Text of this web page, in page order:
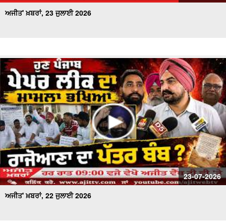
ਅਜੀਤ' ਖ਼ਬਰਾਂ, 23 ਜੁਲਾਈ 2026
23-07-2026
ਅਜੀਤ' ਖ਼ਬਰਾਂ, 22 ਜੁਲਾਈ 2026